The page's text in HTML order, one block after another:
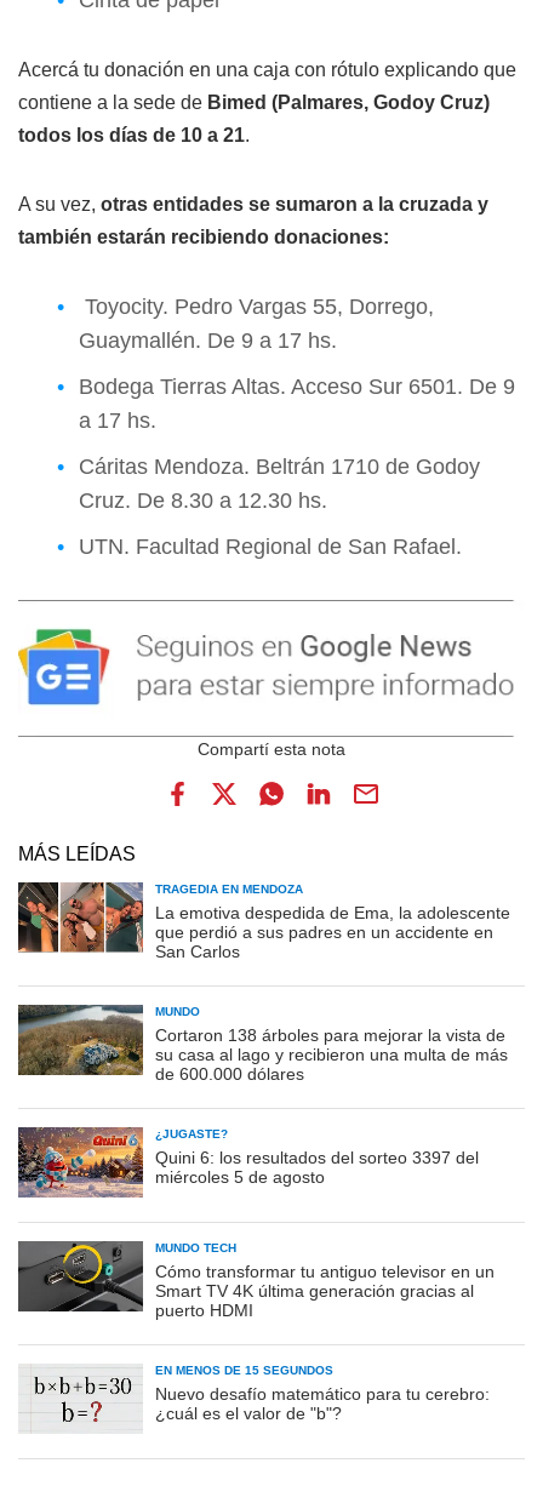
Acercá tu donación en una caja con rótulo explicando que
contiene a la sede de Bimed (Palmares, Godoy Cruz)
todos los días de 10 a 21.
A su vez, otras entidades se sumaron a la cruzada y
también estarán recibiendo donaciones:
Toyocity. Pedro Vargas 55, Dorrego,
Guaymallén. De 9 a 17 hs.
Bodega Tierras Altas. Acceso Sur 6501. De 9
a 17 hs.
Cáritas Mendoza. Beltrán 1710 de Godoy
Cruz. De 8.30 a 12.30 hs.
UTN. Facultad Regional de San Rafael.
MÁS LEÍDAS
TRAGEDIA EN MENDOZA
La emotiva despedida de Ema, la adolescente
que perdió a sus padres en un accidente en
San Carlos
MUNDO
Cortaron 138 árboles para mejorar la vista de
su casa al lago y recibieron una multa de más
de 600.000 dólares
¿JUGASTE?
Quini 6: los resultados del sorteo 3397 del
miércoles 5 de agosto
MUNDO TECH
Cómo transformar tu antiguo televisor en un
Smart TV 4K última generación gracias al
puerto HDMI
EN MENOS DE 15 SEGUNDOS
Nuevo desafío matemático para tu cerebro:
¿cuál es el valor de "b"?